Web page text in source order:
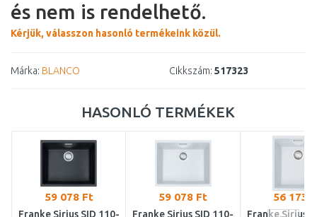
és nem is rendelhető.
Kérjük, válasszon hasonló termékeink közül.
Márka: BLANCO Cikkszám: 517323
HASONLÓ TERMÉKEK
59 078 Ft
Franke Sirius SID 110-
59 078 Ft
Franke Sirius SID 110-
56 173
Franke Sirius